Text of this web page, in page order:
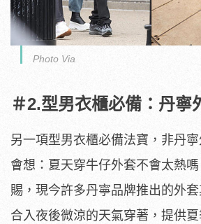
Photo Via
＃2.型男衣櫃必備：丹寧
另一項型男衣櫃必備法寶，非丹
會想：夏天穿牛仔外套不會太熱
賜，現今許多丹寧品牌推出的外
合入夜後微涼的天氣穿著，提供